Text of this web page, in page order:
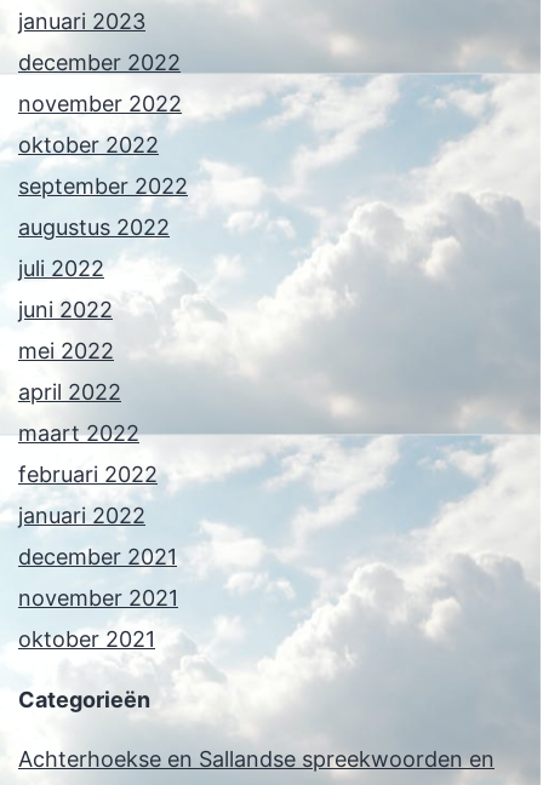
januari 2023
december 2022
november 2022
oktober 2022
september 2022
augustus 2022
juli 2022
juni 2022
mei 2022
april 2022
maart 2022
februari 2022
januari 2022
december 2021
november 2021
oktober 2021
Categorieën
Achterhoekse en Sallandse spreekwoorden en